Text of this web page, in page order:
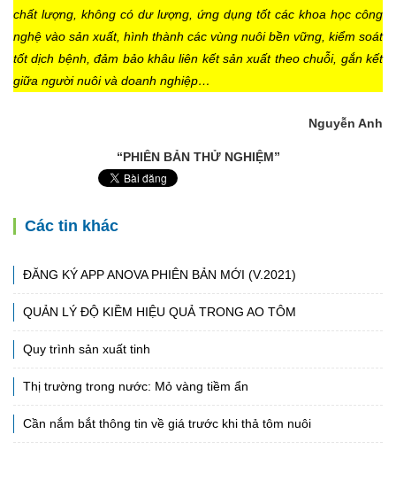
chất lượng, không có dư lượng, ứng dụng tốt các khoa học công
nghệ vào sản xuất, hình thành các vùng nuôi bền vững, kiểm soát
tốt dịch bệnh, đảm bảo khâu liên kết sản xuất theo chuỗi, gắn kết
giữa người nuôi và doanh nghiệp…
Nguyễn Anh
“PHIÊN BẢN THỬ NGHIỆM”
Các tin khác
ĐĂNG KÝ APP ANOVA PHIÊN BẢN MỚI (V.2021)
QUẢN LÝ ĐỘ KIỀM HIỆU QUẢ TRONG AO TÔM
Quy trình sản xuất tinh
Thị trường trong nước: Mỏ vàng tiềm ẩn
Cần nắm bắt thông tin về giá trước khi thả tôm nuôi